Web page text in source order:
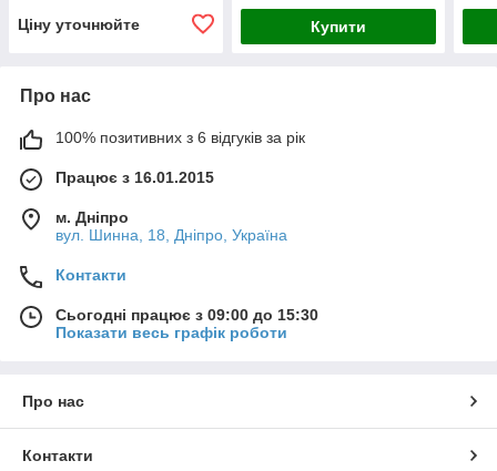
Ціну уточнюйте Купити
Про нас
100% позитивних з 6 відгуків за рік
Працює з 16.01.2015
м. Дніпро
вул. Шинна, 18, Дніпро, Україна
Контакти
Сьогодні працює з 09:00 до 15:30
Показати весь графік роботи
Про нас
Контакти